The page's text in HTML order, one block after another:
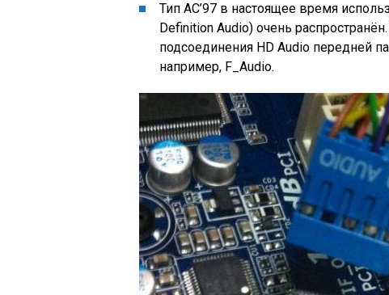
Тип AC’97 в настоящее время
Definition Audio) очень
подсоединения HD Audio передней
например, F_Audio.